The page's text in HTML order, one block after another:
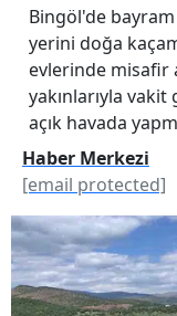
Bingöl'de
yerini doğa
evlerinde misafir
yakınlarıyla
açık havada
Haber Merkezi
[email protected]